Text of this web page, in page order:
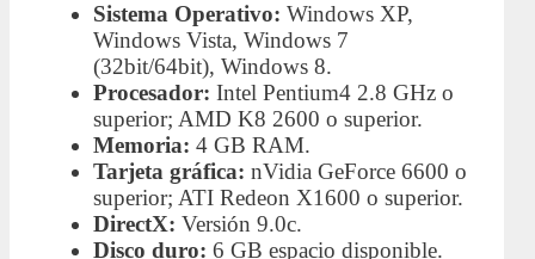
Sistema Operativo: Windows XP,
Windows Vista, Windows 7
(32bit/64bit), Windows 8.
Procesador: Intel Pentium4 2.8 GHz o
superior; AMD K8 2600 o superior.
Memoria: 4 GB RAM.
Tarjeta gráfica: nVidia GeForce 6600 o
superior; ATI Redeon X1600 o superior.
DirectX: Versión 9.0c.
Disco duro: 6 GB espacio disponible.